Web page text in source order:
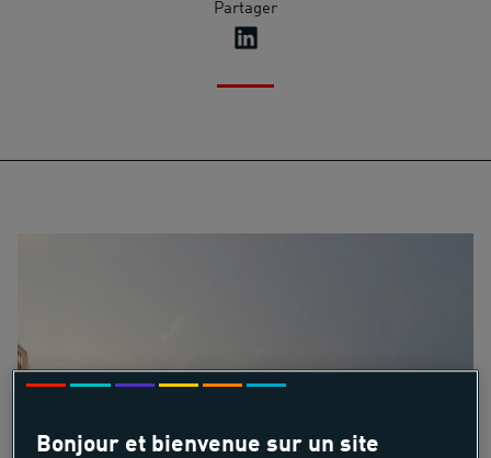
Partager
Bonjour et bienvenue sur un site